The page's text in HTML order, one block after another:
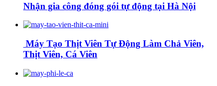
Nhận gia công đóng gói tự động tại Hà Nội
Máy Tạo Thịt Viên Tự Động Làm Chả Viên,
Thịt Viên, Cá Viên